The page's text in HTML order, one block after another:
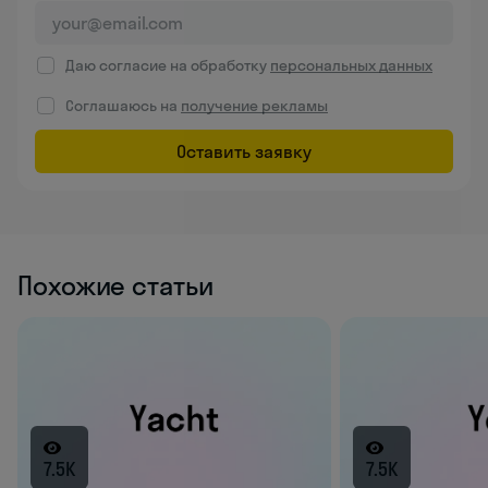
Даю согласие на обработку персональных данных
Соглашаюсь на получение рекламы
Оставить заявку
Похожие статьи
7.5K 7.5K